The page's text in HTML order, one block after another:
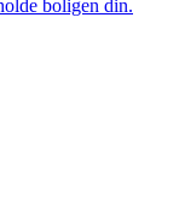
boligen din.